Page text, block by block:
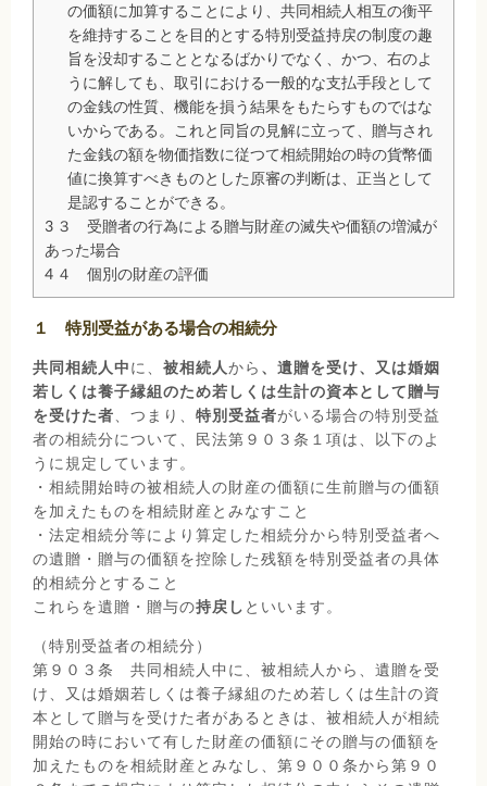
の価額に加算することにより、共同相続人相互の衡平
を維持することを目的とする特別受益持戻の制度の趣
旨を没却することとなるばかりでなく、かつ、右のよ
うに解しても、取引における一般的な支払手段として
の金銭の性質、機能を損う結果をもたらすものではな
いからである。これと同旨の見解に立って、贈与され
た金銭の額を物価指数に従つて相続開始の時の貨幣価
値に換算すべきものとした原審の判断は、正当として
是認することができる。
3 ３ 受贈者の行為による贈与財産の滅失や価額の増減が
あった場合
4４ 個別の財産の評価
１ 特別受益がある場合の相続分
共同相続人中に、被相続人から 、遺贈を受け、又は婚姻
若しくは養子縁組のため若しくは生計の資本として贈与
を受けた者 、つまり、特別受益者がいる場合の特別受益
者の相続分について、民法第９０３条１項は、以下のよ
うに規定しています。
・相続開始時の被相続人の財産の価額に生前贈与の価額
を加えたものを相続財産とみなすこと
・法定相続分等により算定した相続分から特別受益者へ
の遺贈・贈与の価額を控除した残額を特別受益者の具体
的相続分とすること
これらを遺贈・贈与の持戻し といいます。
（特別受益者の相続分）
第９０３条 共同相続人中に、被相続人から、遺贈を受
け、又は婚姻若しくは養子縁組のため若しくは生計の資
本として贈与を受けた者があるときは、被相続人が相続
開始の時において有した財産の価額にその贈与の価額を
加えたものを相続財産とみなし、第９００条から第９０